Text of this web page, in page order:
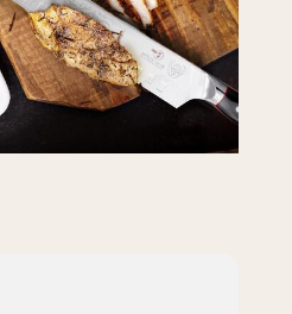
DE
REMBOURSEMENT
À 100%, essayez-le
sans risque, nous
l'aimerez!